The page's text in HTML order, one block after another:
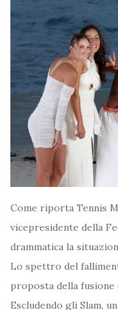
Come riporta Tennis
vicepresidente della
drammatica la
Lo spettro del
proposta della fusione
Escludendo gli Slam,